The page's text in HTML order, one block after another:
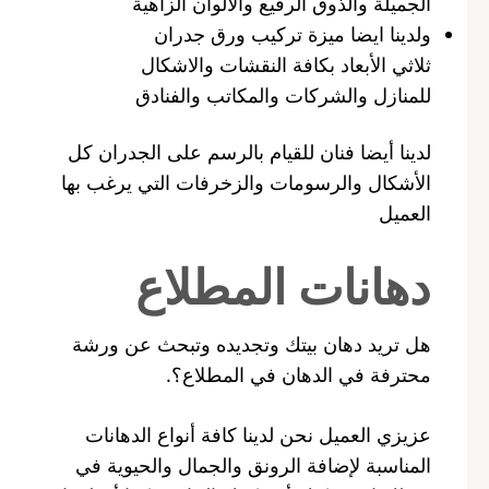
ولدينا ايضا ميزة تركيب ورق جدران
ثلاثي الأبعاد بكافة النقشات والاشكال
للمنازل والشركات والمكاتب والفنادق
لدينا أيضا فنان للقيام بالرسم على الجدران كل
الأشكال والرسومات والزخرفات التي يرغب بها
العميل
دهانات المطلاع
هل تريد دهان بيتك وتجديده وتبحث عن ورشة
محترفة في الدهان في المطلاع؟.
عزيزي العميل نحن لدينا كافة أنواع الدهانات
المناسبة لإضافة الرونق والجمال والحيوية في